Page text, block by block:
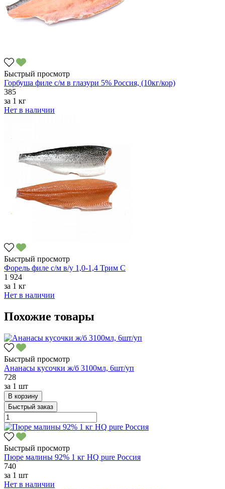
Быстрый просмотр
Горбуша филе с/м в глазури 5% Россия, (10кг/кор)
385
за 1 кг
Нет в наличии
Быстрый просмотр
Форель филе с/м в/у 1,0-1,4 Трим C
1 924
за 1 кг
Нет в наличии
Похожие товары
Быстрый просмотр
Ананасы кусочки ж/б 3100мл, 6шт/уп
728
за 1 шт
В корзину
Быстрый заказ
Быстрый просмотр
Пюре малины 92% 1 кг HQ pure Россия
740
за 1 шт
Нет в наличии